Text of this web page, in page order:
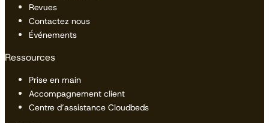
Revues
Contactez nous
Événements
Ressources
Prise en main
Accompagnement client
Centre d’assistance Cloudbeds